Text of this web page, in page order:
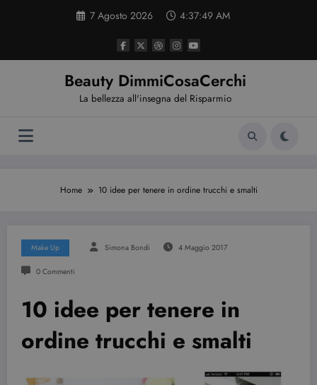
7 Agosto 2026 4:37:50 AM
Beauty DimmiCosaCerchi
La bellezza all'insegna del Risparmio
Home 10 idee per tenere in ordine trucchi e smalti
Make Up Simona Bondi 4 Maggio 2017
0 Commenti
10 idee per tenere in
ordine trucchi e smalti